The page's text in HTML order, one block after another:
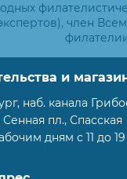
член
и
наб. канала
пл., Спасская
дням с 11 до 19